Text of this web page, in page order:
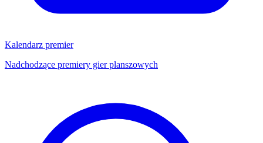
Kalendarz premier
Nadchodzące premiery gier planszowych